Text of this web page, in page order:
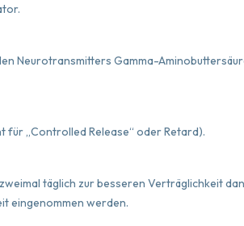
Neurotransmitters Gamma-
„Controlled Release“ oder Retard).
täglich zur besseren Verträglichkeit
eingenommen werden.